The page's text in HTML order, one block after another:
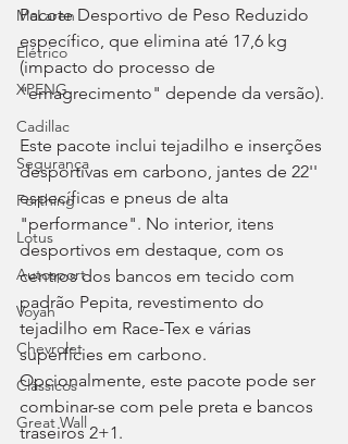
McLaren
Elétrico
XPENG
Cadillac
Segurança
Forthing
Lotus
Autosport
Voyah
Chevrolet
Clássicos
Great Wall
Pacote Desportivo de Peso Reduzido
específico, que elimina até 17,6 kg
(impacto do processo de
"emagrecimento" depende da versão).
Este pacote inclui tejadilho e inserções
desportivas em carbono, jantes de 22''
específicas e pneus de alta
"performance". No interior, itens
desportivos em destaque, com os
centros dos bancos em tecido com
padrão Pepita, revestimento do
tejadilho em Race-Tex e várias
superfícies em carbono.
Opcionalmente, este pacote pode ser
combinar-se com pele preta e bancos
traseiros 2+1.